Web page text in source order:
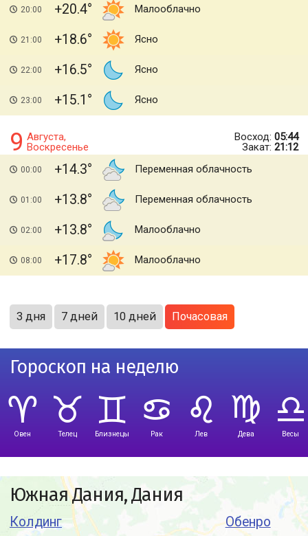
20:00 +20.4 Малооблачно
21:00 +18.6 Ясно
22:00 +16.5 Ясно
23:00 +15.1 Ясно
9 Августа,
Воскресенье
Восход: 05:44
Закат: 21:12
00:00 +14.3 Переменная облачность
01:00 +13.8 Переменная облачность
02:00 +13.8 Малооблачно
08:00 +17.8 Малооблачно
3 дня 7 дней 10 дней Почасовая
Гороскоп на неделю
Овен Телец Близнецы Рак Лев Дева Весы
Южная Дания, Дания
Колдинг Обенро